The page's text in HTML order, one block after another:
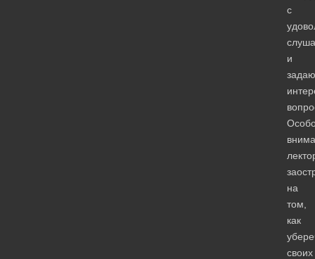
с
и
на
том,
как
своих